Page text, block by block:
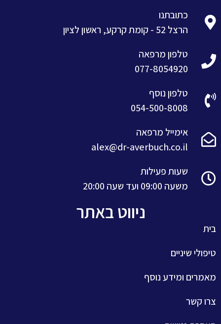
כתובתנו
הרצל 52 - קומת קרקע, ראשון לציון
טלפון מרפאה
077-8054920
טלפון נוסף
054-500-8008
אימייל מרפאה
alex@dr-averbuch.co.il
שעות פעילות
משעה 09:00 ועד שעה 20:00
ניווט באתר
בית
טיפולי שיניים
מאמרים ומידע נוסף
צרו קשר